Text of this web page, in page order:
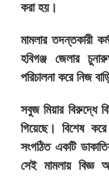
করা হয়।
মামলার তদন্তকারী
হবিগঞ্জ জেলার
পরিচালনা করে নিজ
সবুজ মিয়ার বিরুদ্ধে
গিয়েছে। বিশেষ
সংগঠিত একটি
সেই মামলায় বিজ্ঞ